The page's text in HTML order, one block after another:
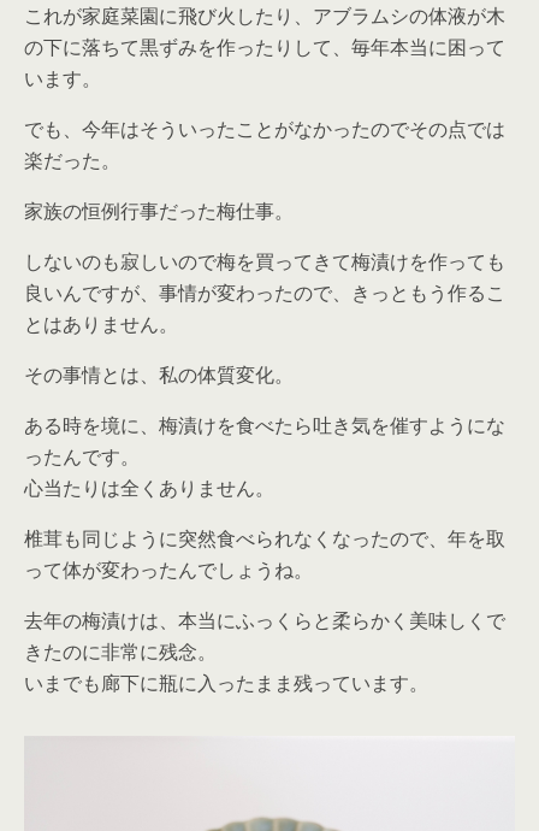
これが家庭菜園に飛び火したり、アブラムシの体液が木
の下に落ちて黒ずみを作ったりして、毎年本当に困って
います。
でも、今年はそういったことがなかったのでその点では
楽だった。
家族の恒例行事だった梅仕事。
しないのも寂しいので梅を買ってきて梅漬けを作っても
良いんですが、事情が変わったので、きっともう作るこ
とはありません。
その事情とは、私の体質変化。
ある時を境に、梅漬けを食べたら吐き気を催すようにな
ったんです。
心当たりは全くありません。
椎茸も同じように突然食べられなくなったので、年を取
って体が変わったんでしょうね。
去年の梅漬けは、本当にふっくらと柔らかく美味しくで
きたのに非常に残念。
いまでも廊下に瓶に入ったまま残っています。